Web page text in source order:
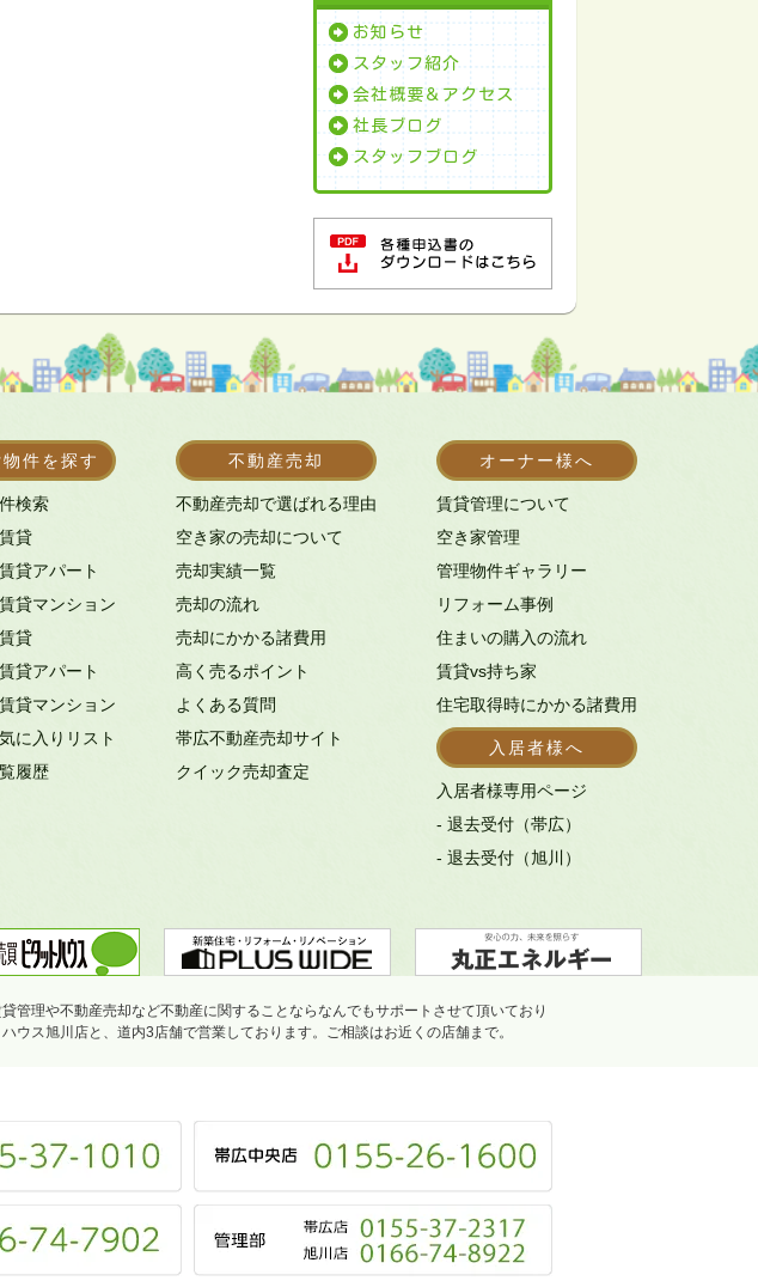
お知らせ
スタッフ紹介
会社概要＆アクセス
社長ブログ
スタッフブログ
件を探す
検索
貸
貸アパート
貸マンション
貸
貸アパート
貸マンション
に入りリスト
履歴
不動産売却
不動産売却で選ばれる理由
空き家の売却について
売却実績一覧
売却の流れ
売却にかかる諸費用
高く売るポイント
よくある質問
帯広不動産売却サイト
クイック売却査定
オーナー様へ
賃貸管理について
空き家管理
管理物件ギャラリー
リフォーム事例
住まいの購入の流れ
賃貸vs持ち家
住宅取得時にかかる諸費用
入居者様へ
入居者様専用ページ
- 退去受付（帯広）
- 退去受付（旭川）
理や不動産売却など不動産に関することならなんでもサポートさせて頂いており
ス旭川店と、道内3店舗で営業しております。ご相談はお近くの店舗まで。